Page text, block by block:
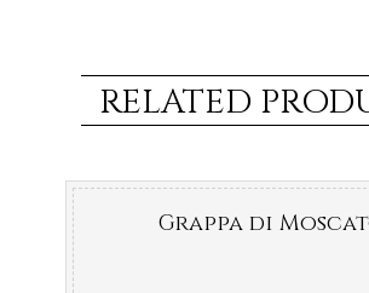
RELATED
Grappa di